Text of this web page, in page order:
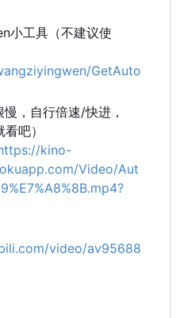
小工具（不建议使
GetAuto
，自行倍速/快进，
吧）
kino-
Video/Aut
video/av95688